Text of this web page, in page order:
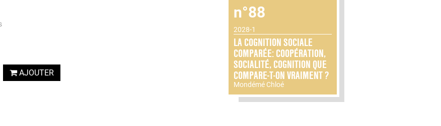
AJOUTER
n°88
2028-1
LA COGNITION SOCIALE
COMPARÉE: COOPÉRATION,
SOCIALITÉ, COGNITION QUE
COMPARE-T-ON VRAIMENT ?
Mondémé Chloé